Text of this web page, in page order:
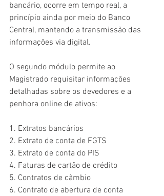
bancário, ocorre em tempo real, a
princípio ainda por meio do Banco
Central, mantendo a transmissão das
informações via digital.
O segundo módulo permite ao
Magistrado requisitar informações
detalhadas sobre os devedores e a
penhora online de ativos:
1. Extratos bancários
2. Extrato de conta de FGTS
3. Extrato de conta do PIS
4. Faturas de cartão de crédito
5. Contratos de câmbio
6. Contrato de abertura de conta